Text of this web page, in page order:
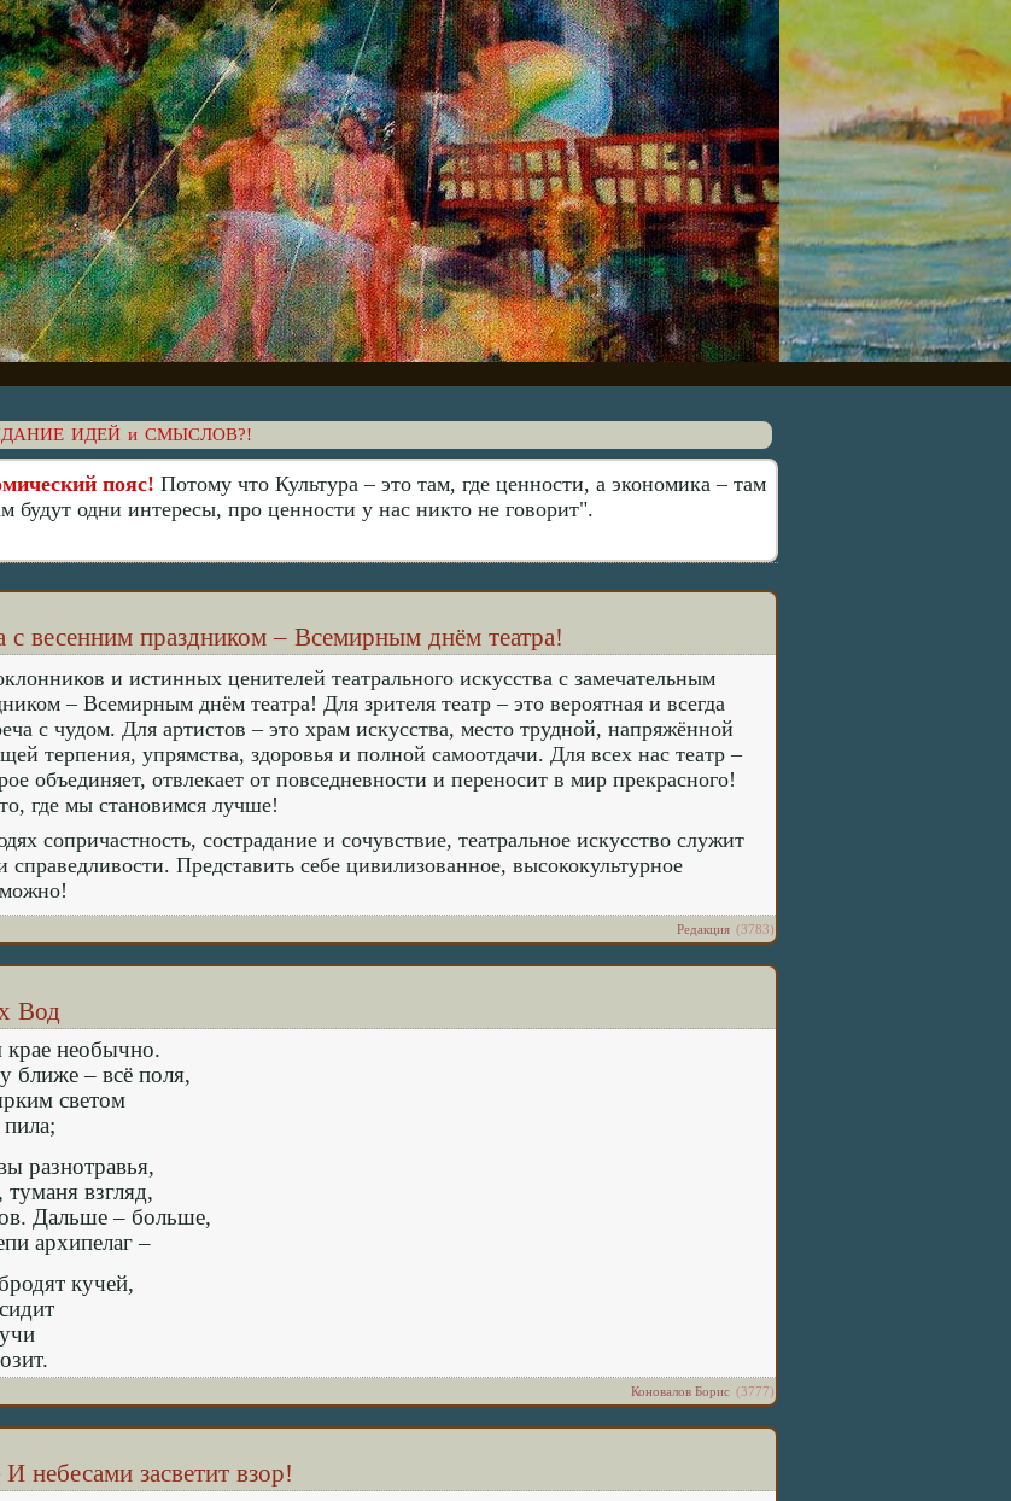
ИДЕЙ и СМЫСЛОВ?!
пояс! Потому что Культура – это там, где ценности, а экономика – там
будут одни интересы, про ценности у нас никто не говорит".
с весенним праздником – Всемирным днём театра!
и истинных ценителей театрального искусства с замечательным
– Всемирным днём театра! Для зрителя театр – это вероятная и всегда
с чудом. Для артистов – это храм искусства, место трудной, напряжённой
терпения, упрямства, здоровья и полной самоотдачи. Для всех нас театр –
объединяет, отвлекает от повседневности и переносит в мир прекрасного!
где мы становимся лучше!
сопричастность, сострадание и сочувствие, театральное искусство служит
справедливости. Представить себе цивилизованное, высококультурное
Редакция (3783)
Вод
крае необычно.
ближе – всё поля,
светом
разнотравья,
взгляд,
Дальше – больше,
архипелаг –
кучей,
Коновалов Борис (3777)
засветит взор!